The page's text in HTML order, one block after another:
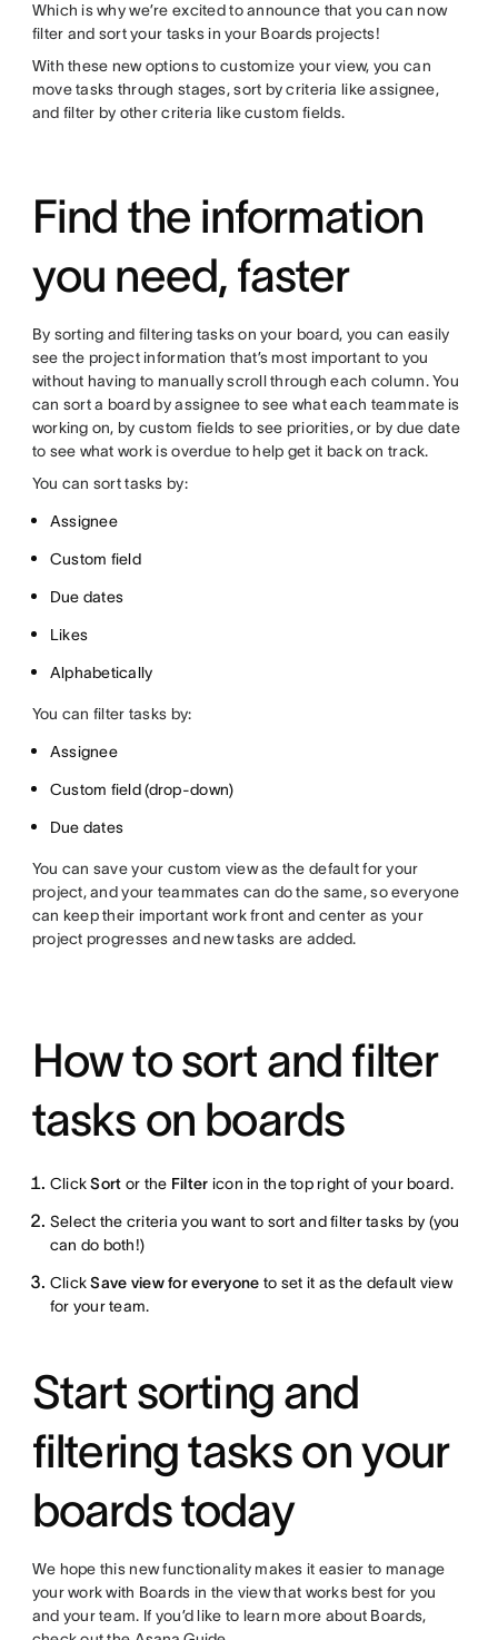
Which is why we’re excited to announce that you can now
filter and sort your tasks in your Boards projects!
With these new options to customize your view, you can
move tasks through stages, sort by criteria like assignee,
and filter by other criteria like custom fields.
Find the information
you need, faster
By sorting and filtering tasks on your board, you can easily
see the project information that’s most important to you
without having to manually scroll through each column. You
can sort a board by assignee to see what each teammate is
working on, by custom fields to see priorities, or by due date
to see what work is overdue to help get it back on track.
You can sort tasks by:
Assignee
Custom field
Due dates
Likes
Alphabetically
You can filter tasks by:
Assignee
Custom field (drop-down)
Due dates
You can save your custom view as the default for your
project, and your teammates can do the same, so everyone
can keep their important work front and center as your
project progresses and new tasks are added.
How to sort and filter
tasks on boards
ClickSort or the Filter icon in the top right of your board.
Select the criteria you want to sort and filter tasks by (you
can do both!)
ClickSave view for everyone to set it as the default view
for your team.
Start sorting and
filtering tasks on your
boards today
We hope this new functionality makes it easier to manage
your work with Boards in the view that works best for you
and your team. If you’d like to learn more about Boards,